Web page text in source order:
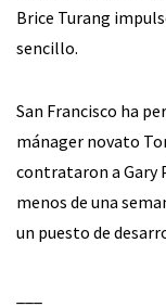
Brice Turang
sencillo.
San Francisco ha
mánager novato
contrataron a Gary
menos de una
un puesto de